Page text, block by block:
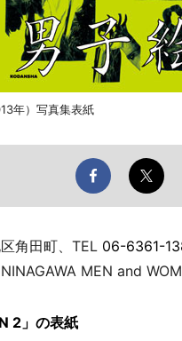
年）写真集表紙
角田町、TEL 06-6361-
MEN and
2」の表紙